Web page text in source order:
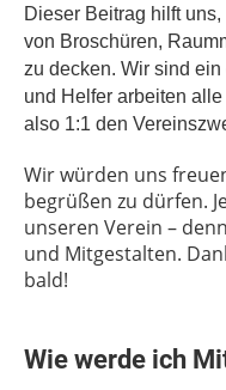
Dieser Beitrag hilft
von Broschüren,
zu decken. Wir sind
und Helfer arbeiten
also 1:1 den
Wir würden uns
begrüßen zu dürfen.
unseren Verein –
und Mitgestalten.
bald!
Wie werde ich